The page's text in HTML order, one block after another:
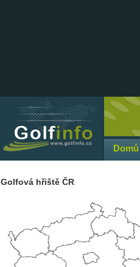
Domů
Golfová hřiště ČR